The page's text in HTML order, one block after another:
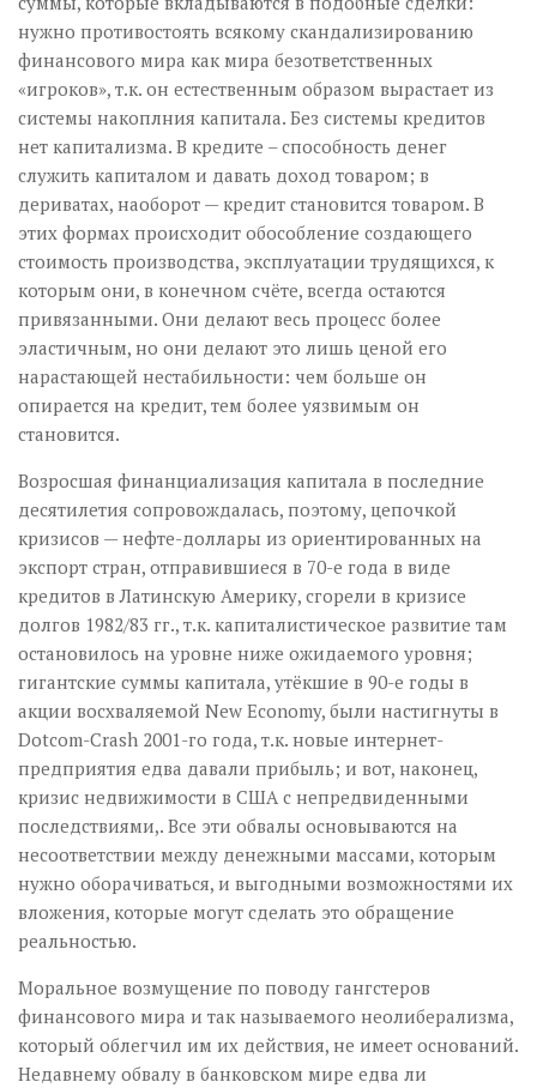
нужно противостоять всякому скандализированию
финансового мира как мира безответственных
«игроков», т.к. он естественным образом вырастает из
системы накоплния капитала. Без системы кредитов
нет капитализма. В кредите – способность денег
служить капиталом и давать доход товаром; в
дериватах, наоборот — кредит становится товаром. В
этих формах происходит обособление создающего
стоимость производства, эксплуатации трудящихся, к
которым они, в конечном счёте, всегда остаются
привязанными. Они делают весь процесс более
эластичным, но они делают это лишь ценой его
нарастающей нестабильности: чем больше он
опирается на кредит, тем более уязвимым он
становится.
Возросшая финанциализация капитала в последние
десятилетия сопровождалась, поэтому, цепочкой
кризисов — нефте-доллары из ориентированных на
экспорт стран, отправившиеся в 70-е года в виде
кредитов в Латинскую Америку, сгорели в кризисе
долгов 1982/83 гг., т.к. капиталистическое развитие там
остановилось на уровне ниже ожидаемого уровня;
гигантские суммы капитала, утёкшие в 90-е годы в
акции восхваляемой New Economy, были настигнуты в
Dotcom-Crash 2001-го года, т.к. новые интернет-
предприятия едва давали прибыль; и вот, наконец,
кризис недвижимости в США с непредвиденными
последствиями,. Все эти обвалы основываются на
несоответствии между денежными массами, которым
нужно оборачиваться, и выгодными возможностями их
вложения, которые могут сделать это обращение
реальностью.
Моральное возмущение по поводу гангстеров
финансового мира и так называемого неолиберализма,
который облегчил им их действия, не имеет оснований.
Недавнему обвалу в банковском мире едва ли